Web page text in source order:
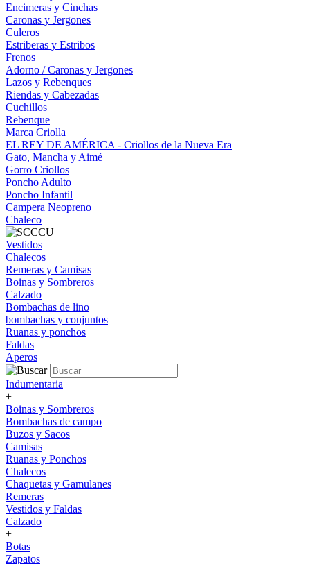
Encimeras y Cinchas
Caronas y Jergones
Culeros
Estriberas y Estribos
Frenos
Adorno / Caronas y Jergones
Lazos y Rebenques
Riendas y Cabezadas
Cuchillos
Rebenque
Marca Criolla
EL REY DE AMÉRICA - Criollos de la Nueva Era
Gato, Mancha y Aimé
Gorro Criollos
Poncho Adulto
Poncho Infantil
Campera Neopreno
Chaleco
Vestidos
Chalecos
Remeras y Camisas
Boinas y Sombreros
Calzado
Bombachas de lino
bombachas y conjuntos
Ruanas y ponchos
Faldas
Aperos
Indumentaria
+
Boinas y Sombreros
Bombachas de campo
Buzos y Sacos
Camisas
Ruanas y Ponchos
Chalecos
Chaquetas y Gamulanes
Remeras
Vestidos y Faldas
Calzado
+
Botas
Zapatos